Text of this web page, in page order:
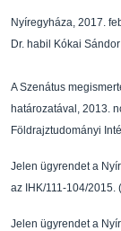
Nyíregyháza, 2017.
Dr. habil Kókai Sándor
A Szenátus
határozatával, 2013.
Föl drajztudományi
Jelen ügyrendet a
az IH K/111-104/2015.
Jelen ügyrendet a